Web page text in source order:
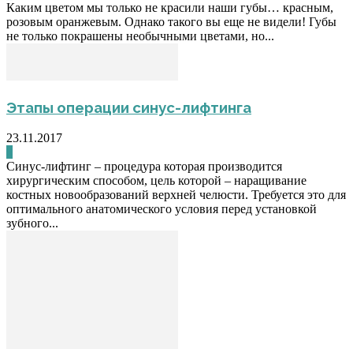
Каким цветом мы только не красили наши губы… красным,
розовым оранжевым. Однако такого вы еще не видели! Губы
не только покрашены необычными цветами, но...
Этапы операции синус-лифтинга
23.11.2017
Синус-лифтинг – процедура которая производится
хирургическим способом, цель которой – наращивание
костных новообразований верхней челюсти. Требуется это для
оптимального анатомического условия перед установкой
зубного...